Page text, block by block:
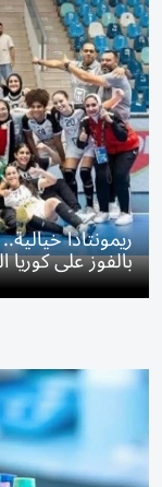
ريمونتادا
بالفوز على كوريا